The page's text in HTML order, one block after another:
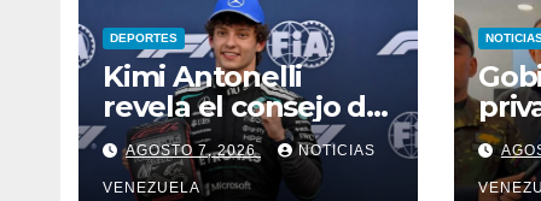
DEPORTES
Kimi Antonelli
revela el consejo de
Max Verstappen
AGOSTO 7, 2026 NOTICIAS
VENEZUELA